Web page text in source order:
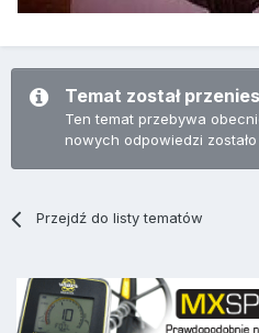
Temat został
Ten temat przebywa
nowych odpowiedzi
Przejdź do listy tematów